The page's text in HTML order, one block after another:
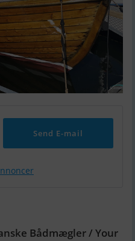
Send E-mail
Bådmægler / Your